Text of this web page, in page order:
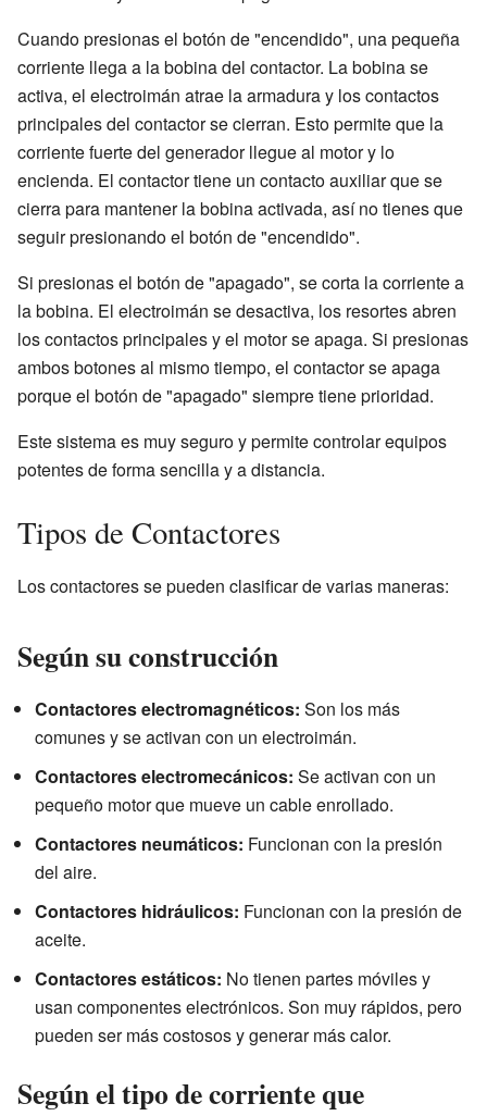
Cuando presionas el botón de "encendido", una pequeña
corriente llega a la bobina del contactor. La bobina se
activa, el electroimán atrae la armadura y los contactos
principales del contactor se cierran. Esto permite que la
corriente fuerte del generador llegue al motor y lo
encienda. El contactor tiene un contacto auxiliar que se
cierra para mantener la bobina activada, así no tienes que
seguir presionando el botón de "encendido".
Si presionas el botón de "apagado", se corta la corriente a
la bobina. El electroimán se desactiva, los resortes abren
los contactos principales y el motor se apaga. Si presionas
ambos botones al mismo tiempo, el contactor se apaga
porque el botón de "apagado" siempre tiene prioridad.
Este sistema es muy seguro y permite controlar equipos
potentes de forma sencilla y a distancia.
Tipos de Contactores
Los contactores se pueden clasificar de varias maneras:
Según su construcción
Contactores electromagnéticos: Son los más
comunes y se activan con un electroimán.
Contactores electromecánicos: Se activan con un
pequeño motor que mueve un cable enrollado.
Contactores neumáticos: Funcionan con la presión
del aire.
Contactores hidráulicos: Funcionan con la presión de
aceite.
Contactores estáticos: No tienen partes móviles y
usan componentes electrónicos. Son muy rápidos, pero
pueden ser más costosos y generar más calor.
Según el tipo de corriente que